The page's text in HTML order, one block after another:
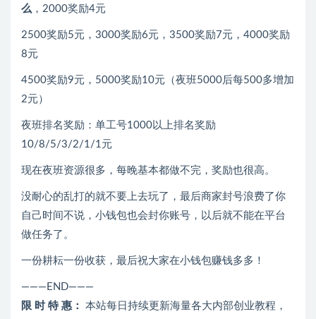
么 ，2000奖励4元
2500奖励5元，3000奖励6元，3500奖励7元，4000奖励
8元
4500奖励9元，5000奖励10元（夜班5000后每500多增加
2元）
夜班排名奖励：单工号1000以上排名奖励
10/8/5/3/2/1/1元
现在夜班资源很多，每晚基本都做不完，奖励也很高。
没耐心的乱打的就不要上去玩了，最后商家封号浪费了你
自己时间不说，小钱包也会封你账号，以后就不能在平台
做任务了。
一份耕耘一份收获，最后祝大家在小钱包赚钱多多！
———END———
限 时 特 惠： 本站每日持续更新海量各大内部创业教程，